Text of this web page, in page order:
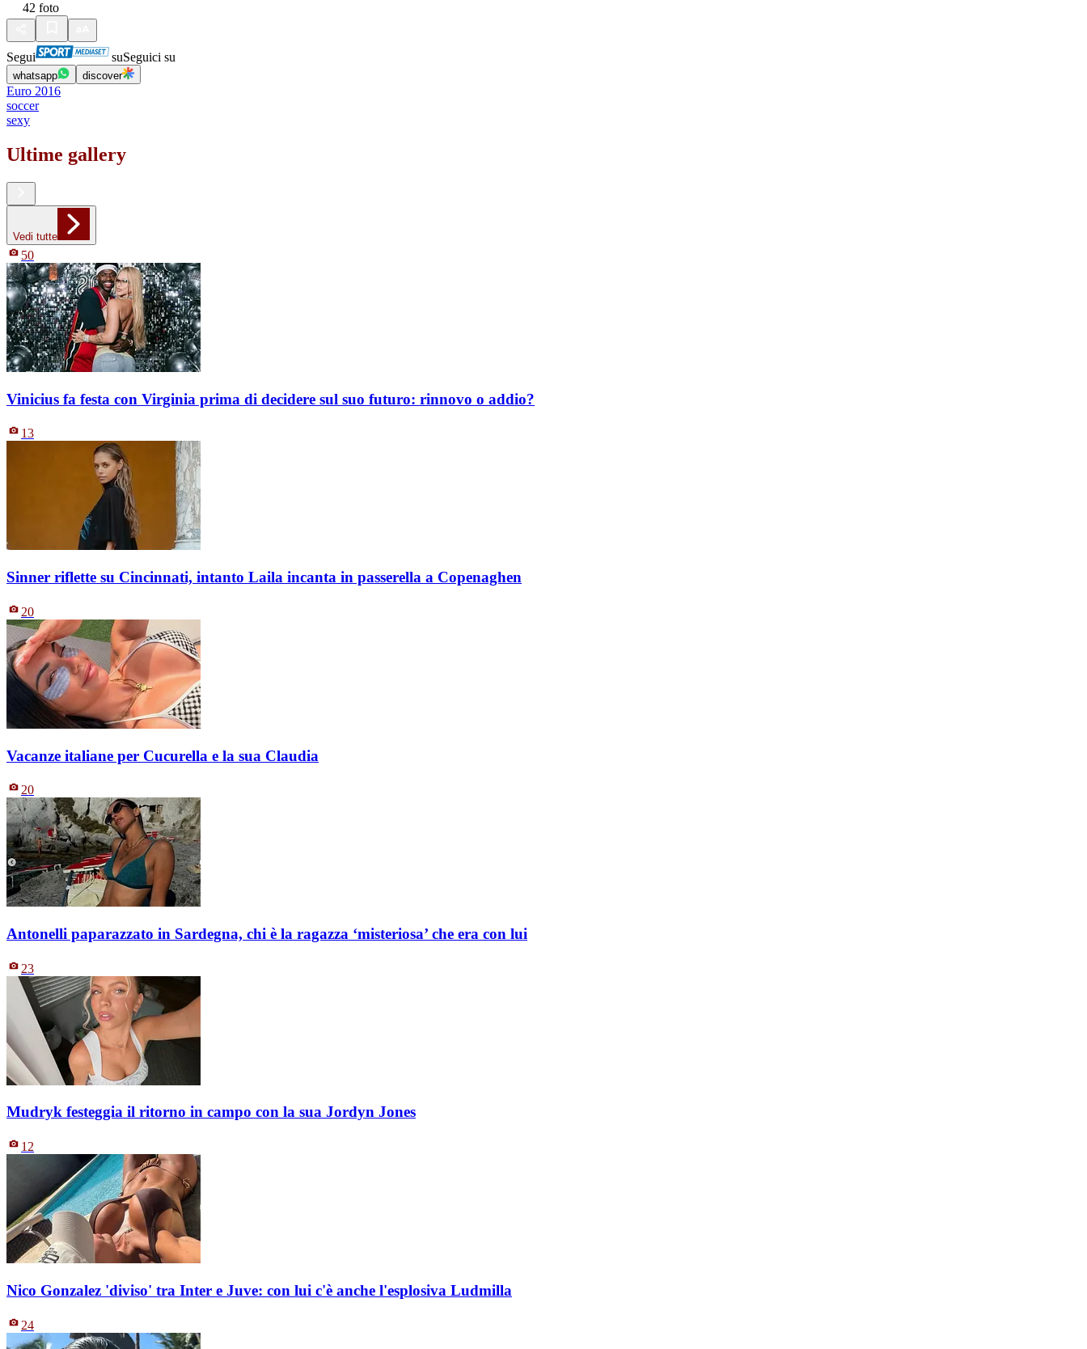
42 foto
Segui suSeguici su
whatsapp discover
Euro 2016
soccer
sexy
Ultime gallery
Vedi tutte
50
Vinicius fa festa con Virginia prima di decidere sul suo futuro: rinnovo o addio?
13
Sinner riflette su Cincinnati, intanto Laila incanta in passerella a Copenaghen
20
Vacanze italiane per Cucurella e la sua Claudia
20
Antonelli paparazzato in Sardegna, chi è la ragazza ‘misteriosa’ che era con lui
23
Mudryk festeggia il ritorno in campo con la sua Jordyn Jones
12
Nico Gonzalez 'diviso' tra Inter e Juve: con lui c'è anche l'esplosiva Ludmilla
24